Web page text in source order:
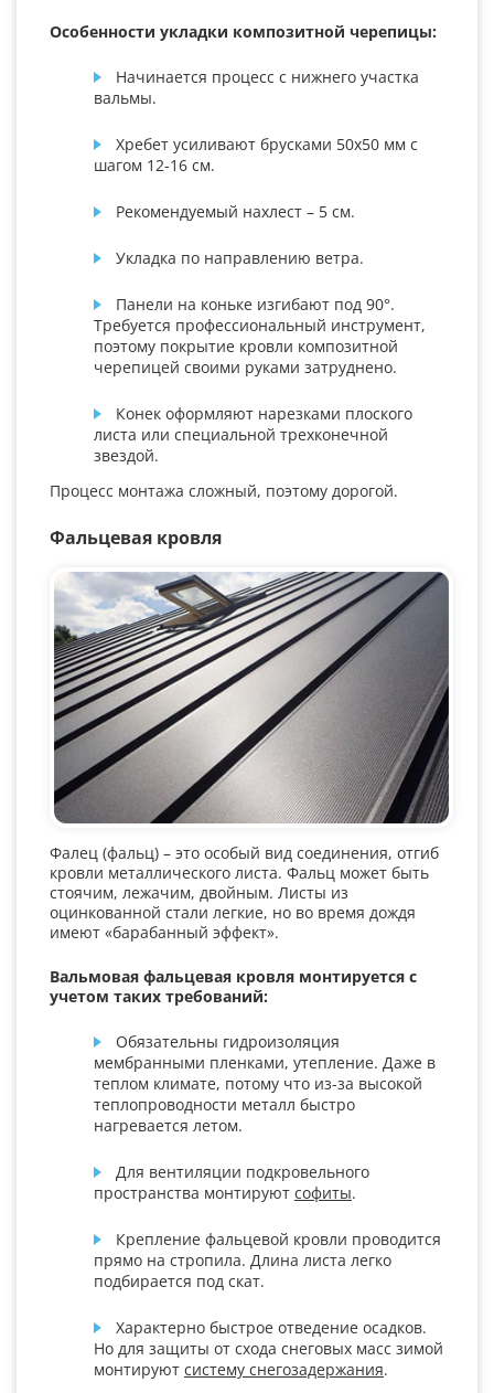
Особенности укладки композитной черепицы:
Начинается процесс с нижнего участка
вальмы.
Хребет усиливают брусками 50х50 мм с
шагом 12-16 см.
Рекомендуемый нахлест – 5 см.
Укладка по направлению ветра.
Панели на коньке изгибают под 90°.
Требуется профессиональный инструмент,
поэтому покрытие кровли композитной
черепицей своими руками затруднено.
Конек оформляют нарезками плоского
листа или специальной трехконечной
звездой.
Процесс монтажа сложный, поэтому дорогой.
Фальцевая кровля
Фалец (фальц) – это особый вид соединения, отгиб
кровли металлического листа. Фальц может быть
стоячим, лежачим, двойным. Листы из
оцинкованной стали легкие, но во время дождя
имеют «барабанный эффект».
Вальмовая фальцевая кровля монтируется с
учетом таких требований:
Обязательны гидроизоляция
мембранными пленками, утепление. Даже в
теплом климате, потому что из-за высокой
теплопроводности металл быстро
нагревается летом.
Для вентиляции подкровельного
пространства монтируют софиты.
Крепление фальцевой кровли проводится
прямо на стропила. Длина листа легко
подбирается под скат.
Характерно быстрое отведение осадков.
Но для защиты от схода снеговых масс зимой
монтируют систему снегозадержания.